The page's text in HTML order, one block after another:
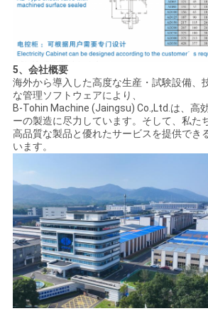
5、会社概要
海外から導入した高度な生産・試験設備、
な管理ソフトウェアにより、
B-Tohin Machine (Jaingsu) Co.,Ltd.は、高
ーの製造に尽力しています。そして、私た
高品質な製品と優れたサービスを提供でき
います。